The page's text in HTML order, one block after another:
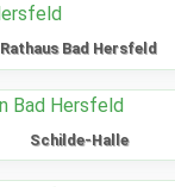
Rathaus Bad Hersfeld
Schilde-Halle